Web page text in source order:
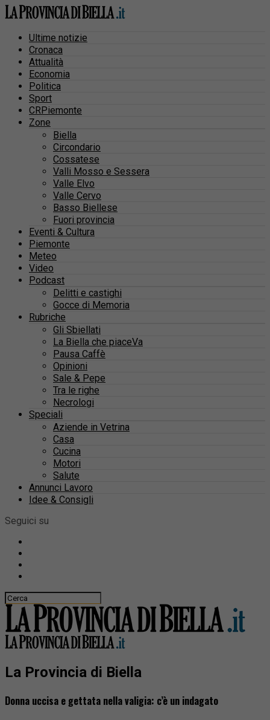
Ultime notizie
Cronaca
Attualità
Economia
Politica
Sport
CRPiemonte
Zone
Biella
Circondario
Cossatese
Valli Mosso e Sessera
Valle Elvo
Valle Cervo
Basso Biellese
Fuori provincia
Eventi & Cultura
Piemonte
Meteo
Video
Podcast
Delitti e castighi
Gocce di Memoria
Rubriche
Gli Sbiellati
La Biella che piaceVa
Pausa Caffè
Opinioni
Sale & Pepe
Tra le righe
Necrologi
Speciali
Aziende in Vetrina
Casa
Cucina
Motori
Salute
Annunci Lavoro
Idee & Consigli
Seguici su
La Provincia di Biella
Donna uccisa e gettata nella valigia: c’è un indagato